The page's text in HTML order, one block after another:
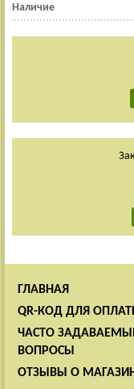
Наличие
ГЛАВНАЯ
QR-КОД ДЛЯ
ЧАСТО
ВОПРОСЫ
ОТЗЫВЫ О